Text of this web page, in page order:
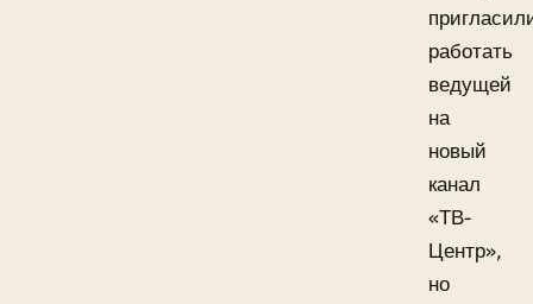
работать
ведущей
на
новый
канал
«ТВ-
Центр»,
но